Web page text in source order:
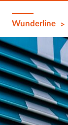
Wunderline >